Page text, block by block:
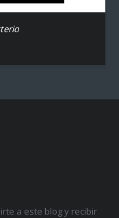
a este blog y recibir